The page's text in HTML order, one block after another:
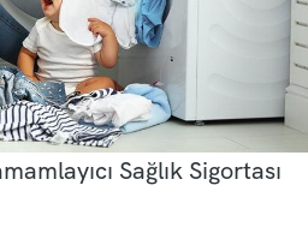
Sağlık Sigortası